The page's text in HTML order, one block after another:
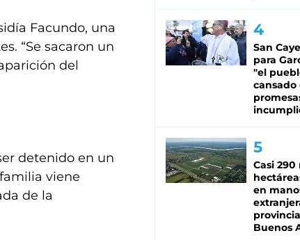
Facundo, una
“Se sacaron un
del
detenido en un
viene
de la
San
para
"el
cansado
Casi 290
en
Buenos